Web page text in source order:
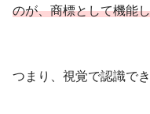
のが、商標として機能
つまり、視覚で認識で